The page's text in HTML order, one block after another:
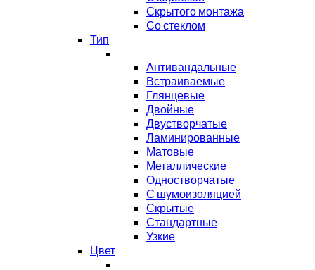
Скрытого монтажа
Со стеклом
Тип
Антивандальные
Встраиваемые
Глянцевые
Двойные
Двустворчатые
Ламинированные
Матовые
Металлические
Одностворчатые
С шумоизоляцией
Скрытые
Стандартные
Узкие
Цвет